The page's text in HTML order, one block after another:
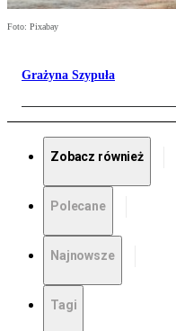
Foto: Pixabay
Grażyna Szypuła
Zobacz również
Polecane
Najnowsze
Tagi